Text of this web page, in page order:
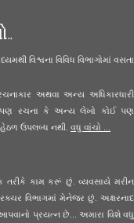
વિશ્વના વિવિધ વિભાગોમાં વસતા
અથવા અન્ય અધિકારધારી
પણ રચના કે અન્ય લેખો કોઈ પણ
ઉપલબ્ધ નથી. વધુ વાંચો ...
તરીકે કામ કરૂં છું. વ્યવસાયે મરીન
વિભાગમાં મેનેજર છું. અક્ષરનાદ
પ્રયત્ન છે... અમારા વિશે વધુ